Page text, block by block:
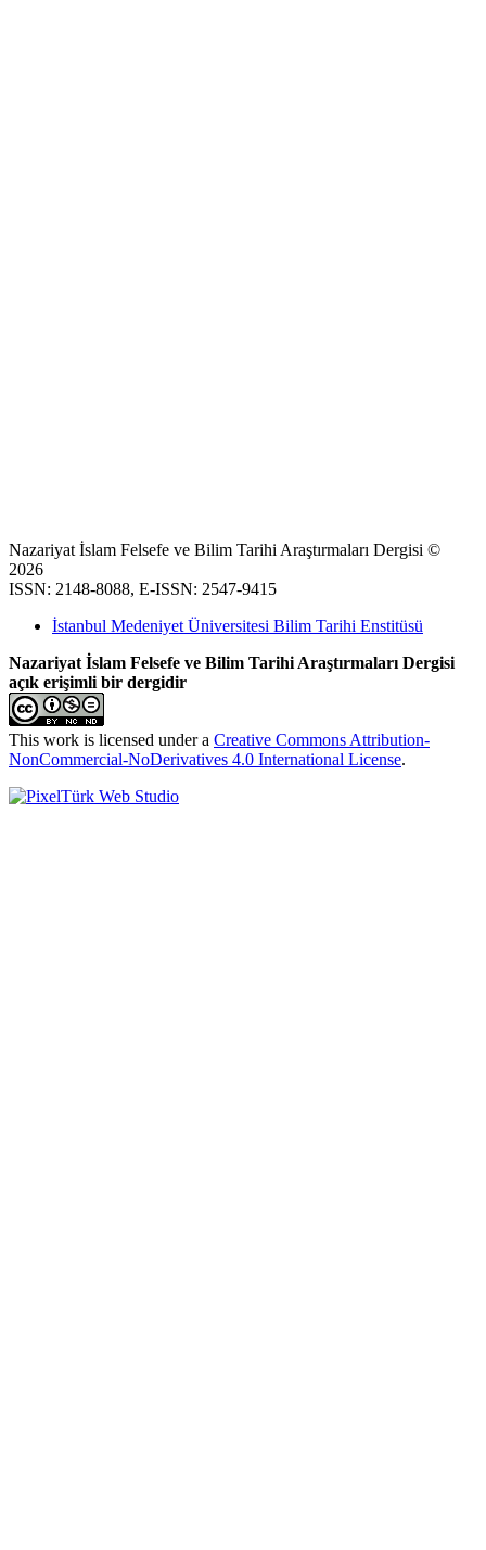
Nazariyat İslam Felsefe ve Bilim Tarihi Araştırmaları Dergisi ©
2026
ISSN: 2148-8088, E-ISSN: 2547-9415
İstanbul Medeniyet Üniversitesi Bilim Tarihi Enstitüsü
Nazariyat İslam Felsefe ve Bilim Tarihi Araştırmaları Dergisi
açık erişimli bir dergidir
This work is licensed under a Creative Commons Attribution-
NonCommercial-NoDerivatives 4.0 International License.